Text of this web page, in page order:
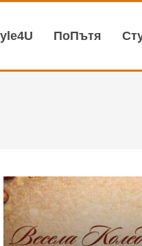
ПоПътя